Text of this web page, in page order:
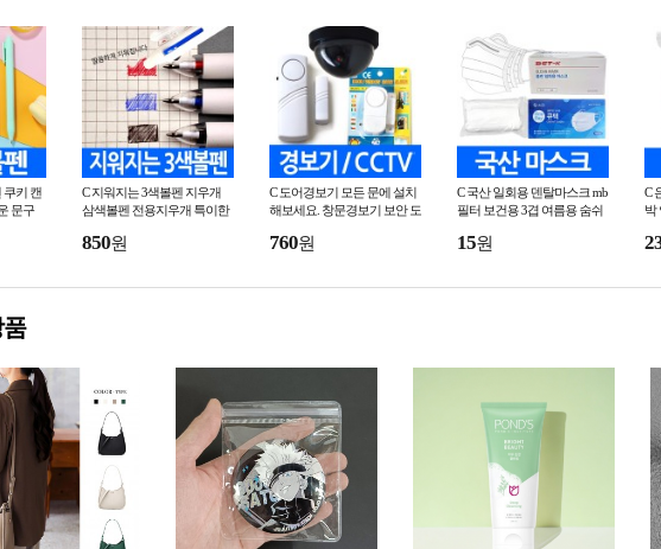
쿠키 캔
문구
C 지워지는 3색볼펜 지우개
삼색볼펜 전용지우개 특이한
보물제작 인쇄가능
850원
C 도어경보기 모든 문에 설치
해보세요. 창문경보기 보안 도
카메라 모형 감시카
760원
C 국산 일회용 덴탈마스크 mb
필터 보건용 3겹 여름용 숨쉬
포 사은품 병원
15원
C
박
체